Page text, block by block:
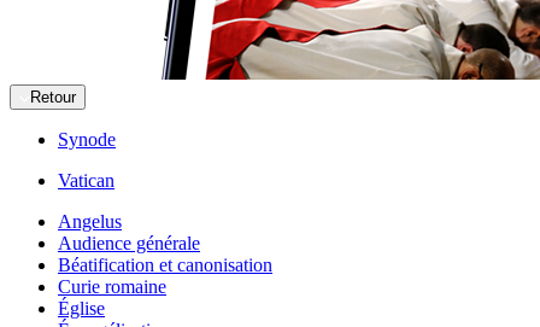
Retour
Synode
Vatican
Angelus
Audience générale
Béatification et canonisation
Curie romaine
Église